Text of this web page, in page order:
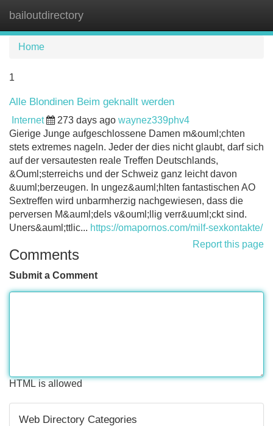
bailoutdirectory
Home
1
Alle Blondinen Beim geknallt werden
Internet 273 days ago waynez339phv4
Gierige Junge aufgeschlossene Damen m&ouml;chten
stets extremes nageln. Jeder der dies nicht glaubt, darf sich
auf der versautesten reale Treffen Deutschlands,
&Ouml;sterreichs und der Schweiz ganz leicht davon
&uuml;berzeugen. In ungez&auml;hlten fantastischen AO
Sextreffen wird unbarmherzig nachgewiesen, dass die
perversen M&auml;dels v&ouml;llig verr&uuml;ckt sind.
Uners&auml;ttlic... https://omapornos.com/milf-sexkontakte/
Report this page
Comments
Submit a Comment
HTML is allowed
Web Directory Categories